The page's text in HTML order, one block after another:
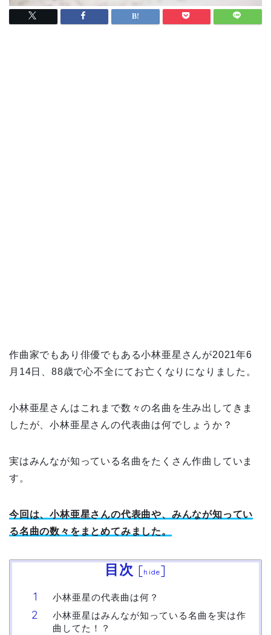
作曲家でもあり俳優でもある小林亜星さんが2021年6
月14日、88歳で心不全にてお亡くなりになりました。
小林亜星さんはこれまで数々の名曲を生み出してきま
したが、小林亜星さんの代表曲は何でしょうか？
実はみんなが知っている名曲をたくさん作曲していま
す。
今回は、小林亜星さんの代表曲や、みんなが知ってい
る名曲の数々をまとめてみました。
目次 [hide]
小林亜星の代表曲は何？
小林亜星はみんなが知っている名曲を実は作
曲してた！？